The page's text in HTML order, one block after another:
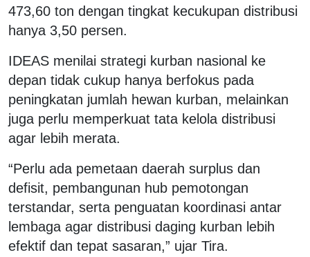
473,60 ton dengan tingkat kecukupan distribusi
hanya 3,50 persen.
IDEAS menilai strategi kurban nasional ke
depan tidak cukup hanya berfokus pada
peningkatan jumlah hewan kurban, melainkan
juga perlu memperkuat tata kelola distribusi
agar lebih merata.
“Perlu ada pemetaan daerah surplus dan
defisit, pembangunan hub pemotongan
terstandar, serta penguatan koordinasi antar
lembaga agar distribusi daging kurban lebih
efektif dan tepat sasaran,” ujar Tira.